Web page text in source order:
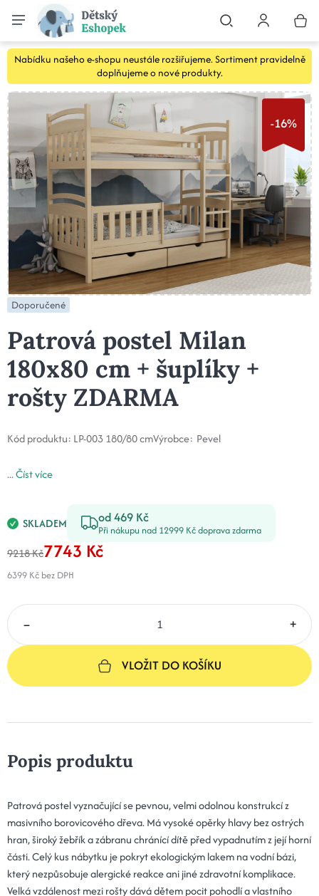
Nabídku našeho e-shopu neustále rozšiřujeme. Sortiment pravidelně
doplňujeme o nové produkty.
-16%
Doporučené
Patrová postel Milan
180x80 cm + šuplíky +
rošty ZDARMA
Kód produktu: LP-003 180/80 cmVýrobce: Pevel
...Číst více
SKLADEM od 469 Kč
Při nákupu nad 12999 Kč doprava zdarma
9218 Kč7743 Kč
6399 Kč bez DPH
– +
VLOŽIT DO KOŠÍKU
Popis produktu
Patrová postel vyznačující se pevnou, velmi odolnou konstrukcí z
masivního borovicového dřeva. Má vysoké opěrky hlavy bez ostrých
hran, široký žebřík a zábranu chránící dítě před vypadnutím z její horní
části. Celý kus nábytku je pokryt ekologickým lakem na vodní bázi,
který nezpůsobuje alergické reakce ani jiné zdravotní komplikace.
Velká vzdálenost mezi rošty dává dětem pocit pohodlí a vlastního